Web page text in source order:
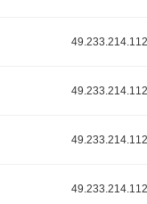
49.233.214.112
49.233.214.112
49.233.214.112
49.233.214.112